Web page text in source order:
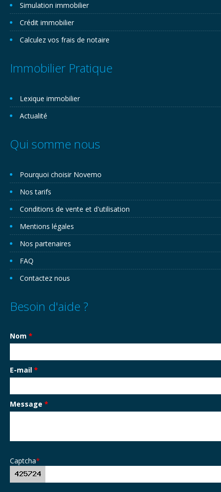
Simulation immobilier
Crédit immobilier
Calculez vos frais de notaire
Immobilier Pratique
Lexique immobilier
Actualité
Qui somme nous
Pourquoi choisir Novemo
Nos tarifs
Conditions de vente et d'utilisation
Mentions légales
Nos partenaires
FAQ
Contactez nous
Besoin d'aide ?
Nom *
E-mail *
Message *
Captcha*